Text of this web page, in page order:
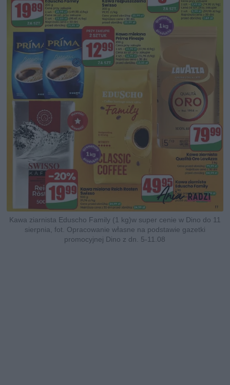
Kawa ziarnista Eduscho Family (1 kg)w super cenie w Dino do 11
sierpnia, fot. Opracowanie własne na podstawie gazetki
promocyjnej Dino z dn. 5-11.08